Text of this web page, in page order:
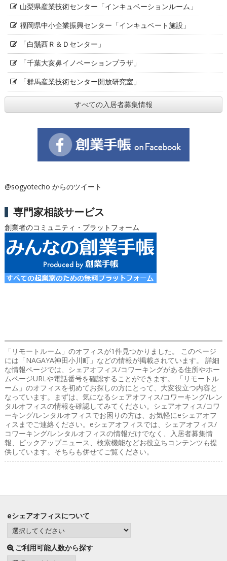
山梨県産業技術センター「インキュベーションルーム」
福岡県中小企業振興センター「インキュベート施設」
「白鬚西Ｒ＆Ｄセンター」
「千葉大亥鼻イノベーションプラザ」
「群馬産業技術センター開放研究室」
すべての入居者募集情報
@sogyotecho からのツイート
専門家相談サービス
創業者のコミュニティ・プラットフォーム
「リモートルーム」のオフィスが1件見つかりました。 このページ
には「NAGAYA神田小川町」などの情報が掲載されています。 詳細
な情報ページでは、シェアオフィス/コワーキングがある住所やホー
ムページURLや電話番号を確認することができます。 「リモートル
ーム」のオフィスを初めてお探しの方にとって、大変役立つ内容と
なっています。まずは、気になるシェアオフィス/コワーキング/レン
タルオフィスの情報を確認してみてください。シェアオフィス/コワ
ーキング/レンタルオフィスでお困りの方は、お気軽にeシェアオフ
ィスまでご連絡ください。eシェアオフィスでは、シェアオフィス/
コワーキング/レンタルオフィスの情報だけでなく、入居者募集情
報、ピックアップニュース、検索機能などお役立ちコンテンツも提
供しています。そちらも併せてご覧ください。
eシェアオフィスについて
ご利用可能人数から探す